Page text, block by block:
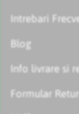
Intrebari
Blog
Info livrare si
Formular Retur